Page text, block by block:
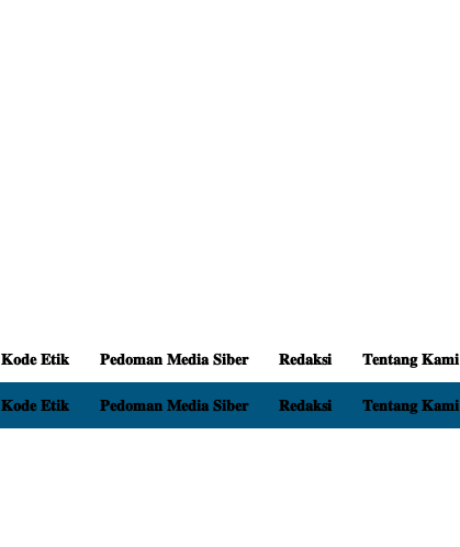
𝐊𝐨𝐝𝐞 𝐄𝐭𝐢𝐤 𝐏𝐞𝐝𝐨𝐦𝐚𝐧 𝐌𝐞𝐝𝐢𝐚 𝐒𝐢𝐛𝐞𝐫 𝐑𝐞𝐝𝐚𝐤𝐬𝐢 𝐓𝐞𝐧𝐭𝐚𝐧𝐠 𝐊𝐚𝐦𝐢
𝐊𝐨𝐝𝐞 𝐄𝐭𝐢𝐤 𝐏𝐞𝐝𝐨𝐦𝐚𝐧 𝐌𝐞𝐝𝐢𝐚 𝐒𝐢𝐛𝐞𝐫 𝐑𝐞𝐝𝐚𝐤𝐬𝐢 𝐓𝐞𝐧𝐭𝐚𝐧𝐠 𝐊𝐚𝐦𝐢